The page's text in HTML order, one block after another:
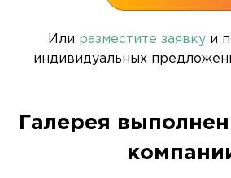
Или разместите заявкуи
индивидуальных
Галерея